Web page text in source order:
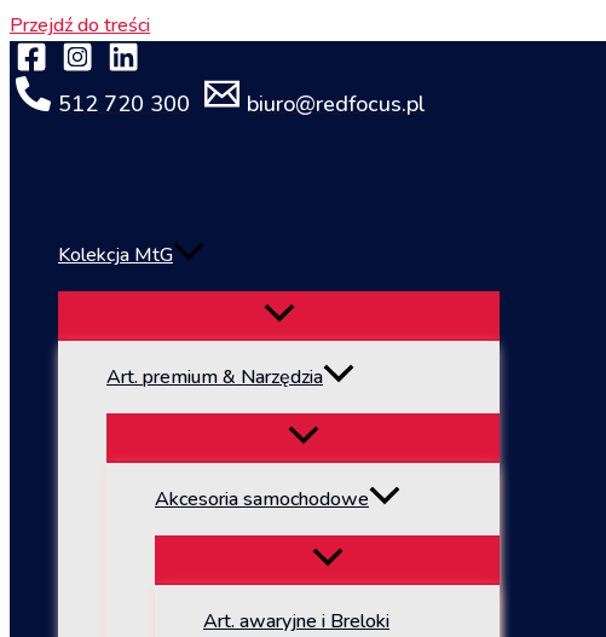
Przejdź do treści
512 720 300 biuro@redfocus.pl
Kolekcja MtG
Art. premium & Narzędzia
Akcesoria samochodowe
Art. awaryjne i Breloki